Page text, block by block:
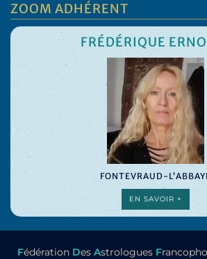
ZOOM ADHÉRENT
FRÉDÉRIQUE
FONTEVRAUD-
EN SAVOIR +
Fédération Des Astrologues F